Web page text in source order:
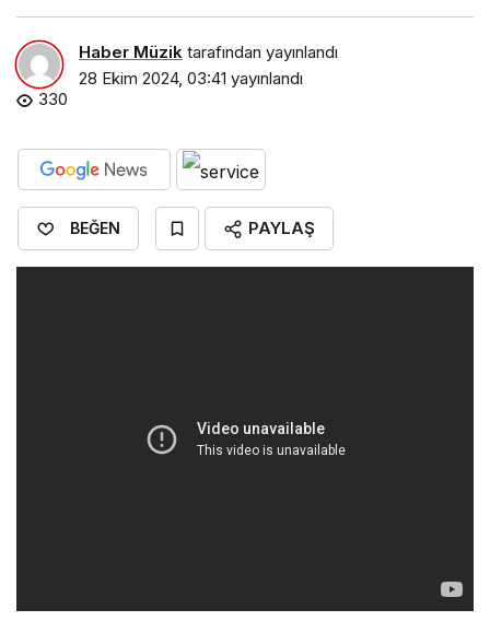
Haber Müzik tarafından yayınlandı
28 Ekim 2024, 03:41 yayınlandı
330
BEĞEN PAYLAŞ